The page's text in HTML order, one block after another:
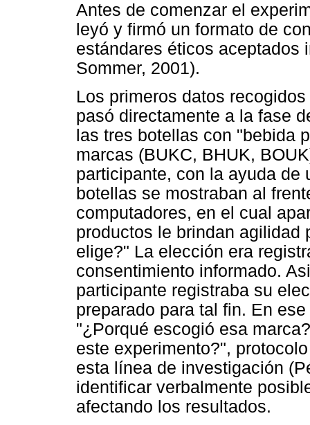
Antes de comenzar el
leyó y firmó un formato de
estándares éticos aceptados
Sommer, 2001).
Los primeros datos
pasó directamente a la fase
las tres botellas con "bebida
marcas (BUKC, BHUK,
participante, con la ayuda de
botellas se mostraban al
computadores, en el cual
productos le brindan agilidad
elige?" La elección era
consentimiento informado.
participante registraba su
preparado para tal fin. En
"¿Porqué escogió esa
este experimento?",
esta línea de investigación
identificar verbalmente
afectando los resultados.